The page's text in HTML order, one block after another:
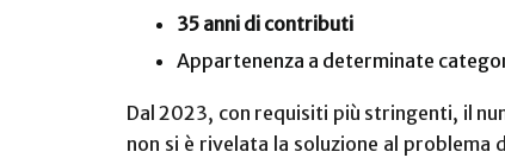
35 anni di contributi
Appartenenza a determinate
Dal 2023, con requisiti più stringenti, il
non si è rivelata la soluzione al